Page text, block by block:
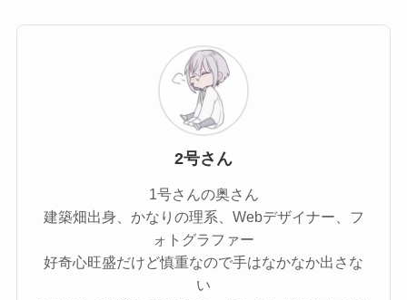
2号さん
1号さんの奥さん
建築畑出身、かなりの理系、Webデザイナー、フ
ォトグラファー
好奇心旺盛だけど慎重なので手はなかなか出さな
い